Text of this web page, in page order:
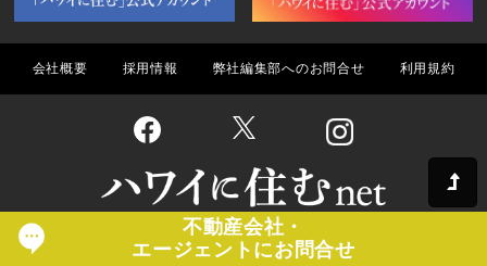
不動産会社・
エージェントにお問合せ
会社概要 採用情報 弊社編集部へのお問合せ 利用規約
Copyright(C) ハワイに住むnet All Rights Reserved.